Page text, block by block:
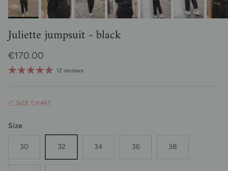
Juliette jumpsuit - black
Regular price
€170.00
12 reviews
📏 SIZE CHART
Size
30 32 34 36 38